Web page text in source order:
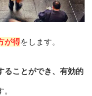
が得をします。
ることができ、有効的